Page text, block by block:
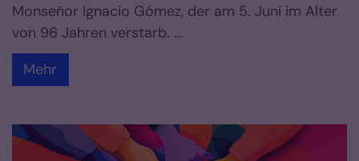
Monseñor Ignacio Gómez, der am 5. Juni im Alter
von 96 Jahren verstarb. ...
Mehr